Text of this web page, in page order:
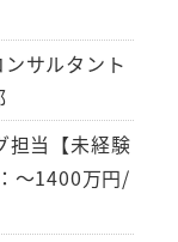
サルタント
担当【未経験
～1400万円/